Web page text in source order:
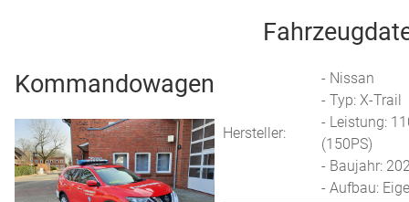
Kommandowagen
Hersteller:
- Nissan
- Typ: X-Trail
- Leistung:
(150PS)
- Baujahr:
- Aufbau: